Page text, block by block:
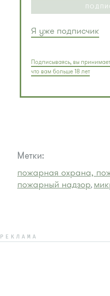
Я уже подписчик
Подписываясь, вы
что вам больше 18 лет
Метки:
пожарная охрана,
пожарный надзор,
РЕКЛАМА